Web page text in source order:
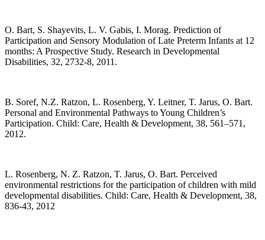
O. Bart, S. Shayevits, L. V. Gabis, I. Morag. Prediction of
Participation and Sensory Modulation of Late Preterm Infants at 12
months: A Prospective Study. Research in Developmental
Disabilities, 32, 2732-8, 2011.
B. Soref, N.Z. Ratzon, L. Rosenberg, Y. Leitner, T. Jarus, O. Bart.
Personal and Environmental Pathways to Young Children’s
Participation. Child: Care, Health & Development, 38, 561–571,
2012.
L. Rosenberg, N. Z. Ratzon, T. Jarus, O. Bart. Perceived
environmental restrictions for the participation of children with mild
developmental disabilities. Child: Care, Health & Development, 38,
836-43, 2012